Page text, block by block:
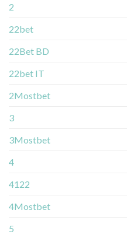
2
22bet
22Bet BD
22bet IT
2Mostbet
3
3Mostbet
4
4122
4Mostbet
5